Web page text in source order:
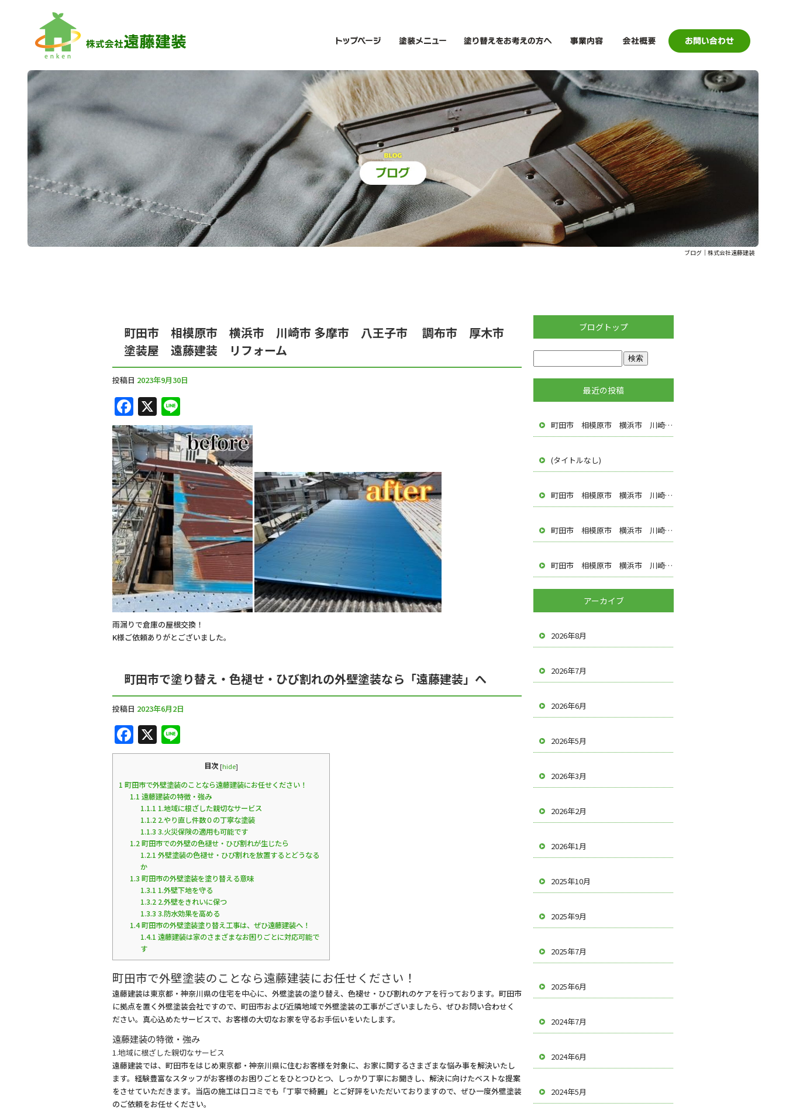
ブログ｜株式会社遠藤建装
町田市 相模原市 横浜市 川崎市 多摩市 八王子市 調布市 厚木市
塗装屋 遠藤建装 リフォーム
投稿日 2023年9月30日
F
a
c
e
b
o
o
k
X
n
e
雨漏りで倉庫の屋根交換！
K様ご依頼ありがとございました。
町田市で塗り替え・色褪せ・ひび割れの外壁塗装なら「遠藤建装」へ
投稿日 2023年6月2日
F
a
e
b
o
o
k
X
n 目次 [hide]
1 町田市で外壁塗装のことなら遠藤建装にお任せください！
1.1 遠藤建装の特徴・強み
1.1.1 1.地域に根ざした親切なサービス
1.1.2 2.やり直し件数０の丁寧な塗装
1.1.3 3.火災保険の適用も可能です
1.2町田市での外壁の色褪せ・ひび割れが生じたら
1.2.1 外壁塗装の色褪せ・ひび割れを放置するとどうなる
か
1.3 町田市の外壁塗装を塗り替える意味
1.3.1 1.外壁下地を守る
1.3.2 2.外壁をきれいに保つ
1.3.3 3.防水効果を高める
1.4町田市の外壁塗装塗り替え工事は、ぜひ遠藤建装へ！
1.4.1 遠藤建装は家のさまざまなお困りごとに対応可能で
す
町田市で外壁塗装のことなら遠藤建装にお任せください！
遠藤建装は東京都・神奈川県の住宅を中心に、外壁塗装の塗り替え、色褪せ・ひび割れのケアを行っております。町田市
に拠点を置く外壁塗装会社ですので、町田市および近隣地域で外壁塗装の工事がございましたら、ぜひお問い合わせく
ださい。真心込めたサービスで、お客様の大切なお家を守るお手伝いをいたします。
遠藤建装の特徴・強み
1.地域に根ざした親切なサービス
遠藤建装では、町田市をはじめ東京都・神奈川県に住むお客様を対象に、お家に関するさまざまな悩み事を解決いたし
ます。経験豊富なスタッフがお客様のお困りごとをひとつひとつ、しっかり丁寧にお聞きし、解決に向けたベストな提案
をさせていただきます。当店の施工は口コミでも「丁寧で綺麗」とご好評をいただいておりますので、ぜひ一度外壁塗装
のご依頼をお任せください。
ブログトップ
最近の投稿
町田市 相模原市 横浜市 川崎市 多摩市 八王子市 調布市 厚木市 塗装屋 遠藤建装
(タイトルなし)
町田市 相模原市 横浜市 川崎市 多摩市 八王子市 調布市 厚木市 塗装屋 株式会社遠藤建装
町田市 相模原市 横浜市 川崎市 多摩市 八王子市 調布市 厚木市 塗装屋 遠藤建装
町田市 相模原市 横浜市 川崎市 多摩市 八王子市 調布市 厚木市 塗装屋 遠藤建装
アーカイブ
2026年8月
2026年7月
2026年6月
2026年5月
2026年3月
2026年2月
2026年1月
2025年10月
2025年9月
2025年7月
2025年6月
2024年7月
2024年6月
2024年5月